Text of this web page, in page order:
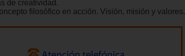
de creatividad.
filosófico en acción. Visión, misión y valores.